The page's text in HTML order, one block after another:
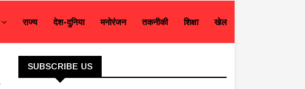
राज्य देश-दुनिया मनोरंजन तकनीकी शिक्षा खेल
SUBSCRIBE US